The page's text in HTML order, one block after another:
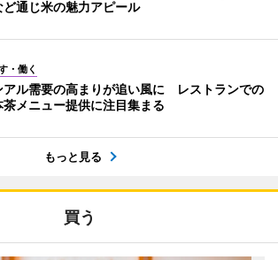
ど通じ米の魅力アピール
・働く
アル需要の高まりが追い風に レストランでの
茶メニュー提供に注目集まる
もっと見る
買う